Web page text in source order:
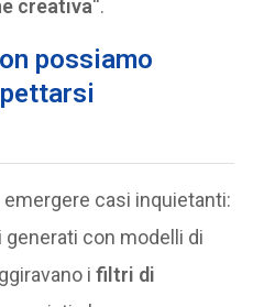
creativa“.
possiamo
casi inquietanti:
con modelli di
ifiltri di